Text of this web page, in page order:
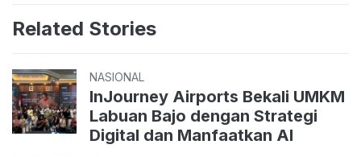
Related Stories
NASIONAL
InJourney Airports Bekali UMKM
Labuan Bajo dengan Strategi
Digital dan Manfaatkan AI